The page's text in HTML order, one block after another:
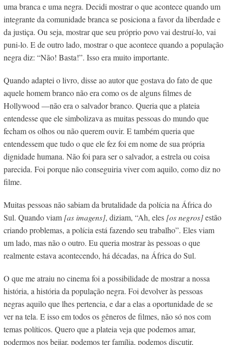
uma branca e uma negra. Decidi mostrar o que acontece quando um
integrante da comunidade branca se posiciona a favor da liberdade e
da justiça. Ou seja, mostrar que seu próprio povo vai destruí-lo, vai
puni-lo. E de outro lado, mostrar o que acontece quando a população
negra diz: “Não! Basta!”. Isso era muito importante.
Quando adaptei o livro, disse ao autor que gostava do fato de que
aquele homem branco não era como os de alguns filmes de
Hollywood —não era o salvador branco. Queria que a plateia
entendesse que ele simbolizava as muitas pessoas do mundo que
fecham os olhos ou não querem ouvir. E também queria que
entendessem que tudo o que ele fez foi em nome de sua própria
dignidade humana. Não foi para ser o salvador, a estrela ou coisa
parecida. Foi porque não conseguiria viver com aquilo, como diz no
filme.
Muitas pessoas não sabiam da brutalidade da polícia na África do
Sul. Quando viam [as imagens], diziam, “Ah, eles [os negros]estão
criando problemas, a polícia está fazendo seu trabalho”. Eles viam
um lado, mas não o outro. Eu queria mostrar às pessoas o que
realmente estava acontecendo, há décadas, na África do Sul.
O que me atraiu no cinema foi a possibilidade de mostrar a nossa
história, a história da população negra. Foi devolver às pessoas
negras aquilo que lhes pertencia, e dar a elas a oportunidade de se
ver na tela. E isso em todos os gêneros de filmes, não só nos com
temas políticos. Quero que a plateia veja que podemos amar,
podermos nos beijar, podemos ter família, podemos discutir,